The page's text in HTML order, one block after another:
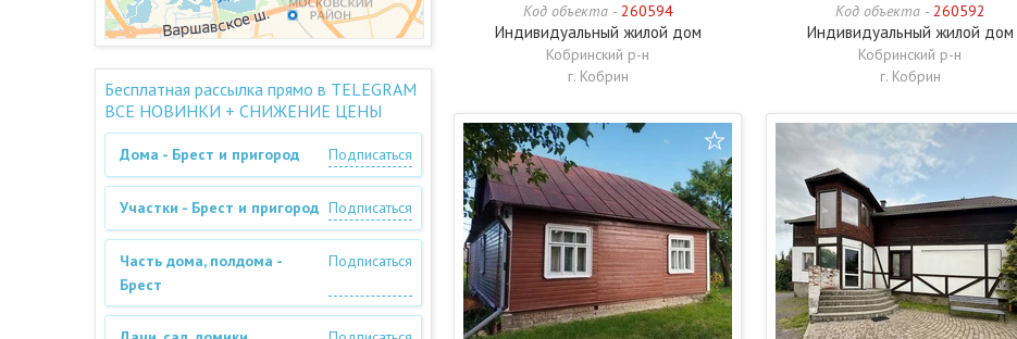
Бесплатная рассылка прямо в TELEGRAM
ВСЕ НОВИНКИ + СНИЖЕНИЕ ЦЕНЫ
Дома - Брест и пригород Подписаться
Участки - Брест и пригород Подписаться
Часть дома, полдома -
Брест
Подписаться
Код объекта - 260594
Индивидуальный жилой дом
Кобринский р-н
г. Кобрин
Код объекта - 260592
Индивидуальный жилой дом
Кобринский р-н
г. Кобрин